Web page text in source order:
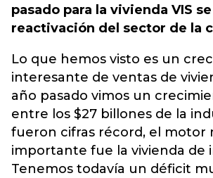
pasado para la vivienda VIS
reactivación del sector de la
Lo que hemos visto es un
interesante de ventas de
año pasado vimos un
entre los $27 billones de la
fueron cifras récord, el motor
importante fue la vivienda de
Tenemos todavía un déficit